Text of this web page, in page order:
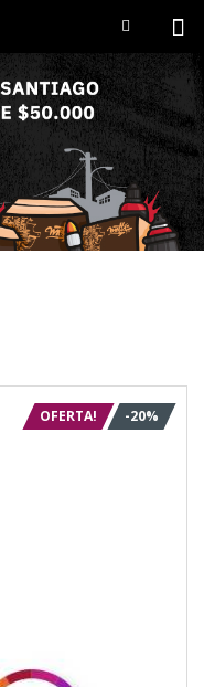
OFERTA! -20%